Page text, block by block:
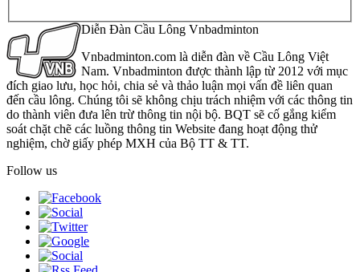
Diễn Đàn Cầu Lông Vnbadminton
Vnbadminton.com là diễn đàn về Cầu Lông Việt
Nam. Vnbadminton được thành lập từ 2012 với mục
đích giao lưu, học hỏi, chia sẻ và thảo luận mọi vấn đề liên quan
đến cầu lông. Chúng tôi sẽ không chịu trách nhiệm với các thông tin
do thành viên đưa lên trừ thông tin nội bộ. BQT sẽ cố gắng kiểm
soát chặt chẽ các luồng thông tin Website đang hoạt động thử
nghiệm, chờ giấy phép MXH của Bộ TT & TT.
Follow us